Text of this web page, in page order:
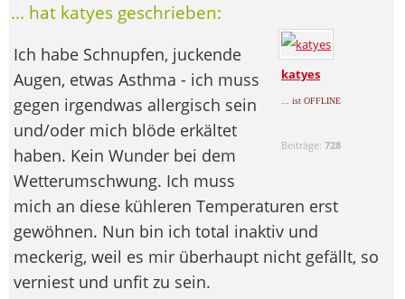
... hat katyes geschrieben:
katyes
... ist OFFLINE
Beiträge:728
Ich habe Schnupfen, juckende
Augen, etwas Asthma - ich muss
gegen irgendwas allergisch sein
und/oder mich blöde erkältet
haben. Kein Wunder bei dem
Wetterumschwung. Ich muss
mich an diese kühleren Temperaturen erst
gewöhnen. Nun bin ich total inaktiv und
meckerig, weil es mir überhaupt nicht gefällt, so
verniest und unfit zu sein.